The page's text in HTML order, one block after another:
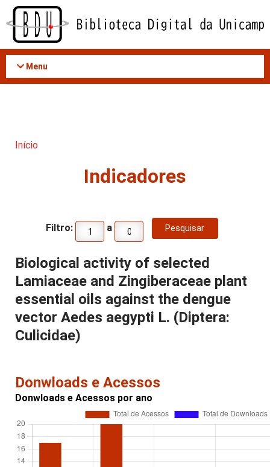
Acessar
conteúdo
Menu
Início
Indicadores
Filtro: a
Biological activity of selected
Lamiaceae and Zingiberaceae plant
essential oils against the dengue
vector Aedes aegypti L. (Diptera:
Culicidae)
Donwloads e Acessos
Donwloads e Acessos por ano